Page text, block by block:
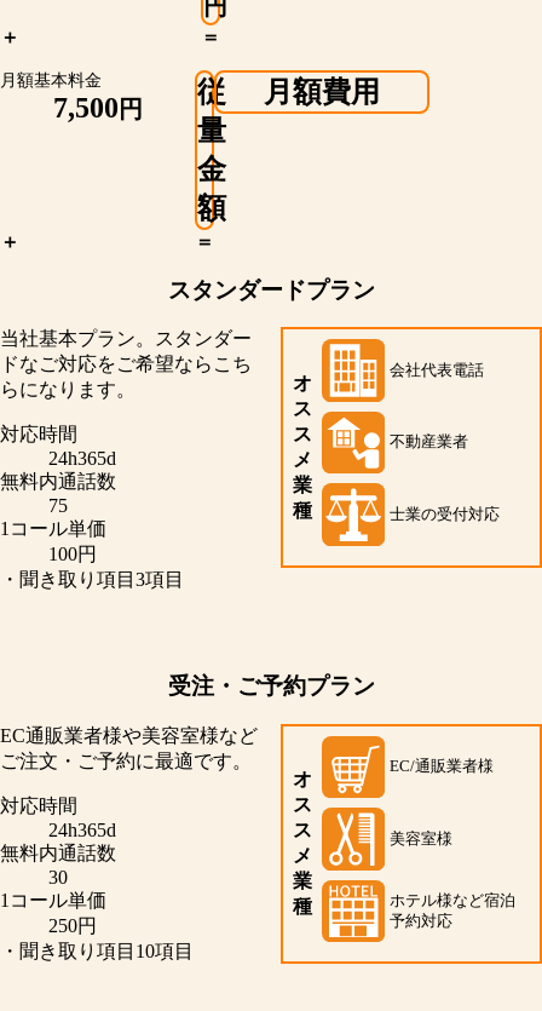
＋
円
＝
月額基本料金
7,500 円
＋
従
量
金
額
＝
月額費用
スタンダードプラン
当社基本プラン。スタンダー
ドなご対応をご希望ならこち
らになります。
対応時間
24h365d
無料内通話数
75
1コール単価
100円
・聞き取り項目3項目
オ
ス
ス
メ
業
種
会社代表電話
不動産業者
士業の受付対応
受注・ご予約プラン
EC通販業者様や美容室様など
ご注文・ご予約に最適です。
対応時間
24h365d
無料内通話数
30
1コール単価
250円
・聞き取り項目10項目
オ
ス
ス
メ
業
種
EC/通販業者様
美容室様
ホテル様など宿泊
予約対応